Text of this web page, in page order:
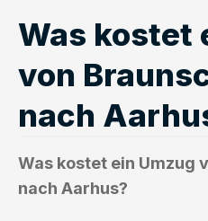
Was kostet
von
nach
Was kostet ein Umzug
nach Aarhus?